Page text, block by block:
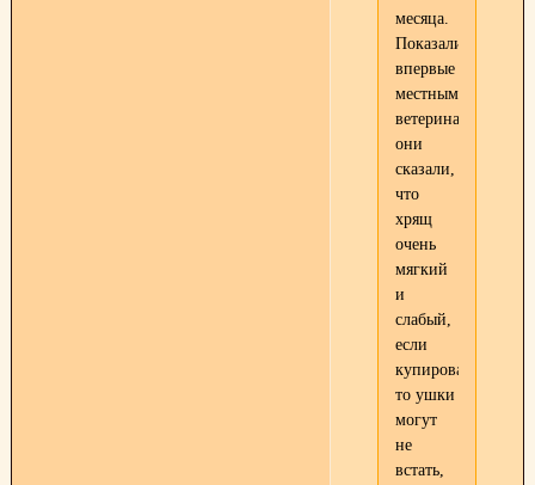
месяца.
Показали
впервые
местным
ветеринарам,
они
сказали,
что
хрящ
очень
мягкий
и
слабый,
если
купировать,
то ушки
могут
не
встать,